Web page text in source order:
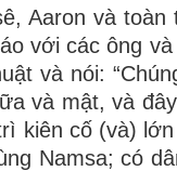
Aaron và
với các ông
và nói:
và mật, và
kiên cố (và)
Namsa; có